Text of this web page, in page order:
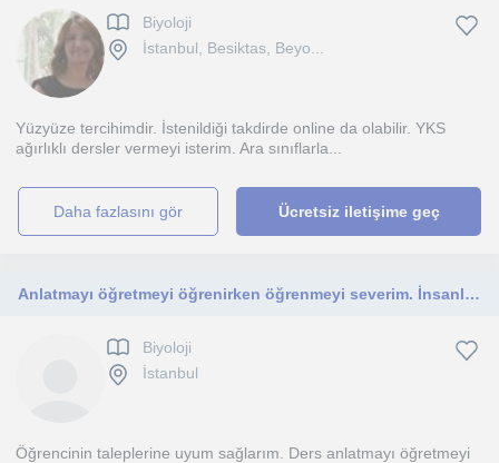
Biyoloji
İstanbul, Besiktas, Beyo...
Yüzyüze tercihimdir. İstenildiği takdirde online da olabilir. YKS
ağırlıklı dersler vermeyi isterim. Ara sınıflarla...
daha fazlasını gör Ücretsiz iletişime geç
Anlatmayı öğretmeyi öğrenirken öğrenmeyi severim. İnsanlarla iletişimim iyidir.
Biyoloji
İstanbul
Öğrencinin taleplerine uyum sağlarım. Ders anlatmayı öğretmeyi